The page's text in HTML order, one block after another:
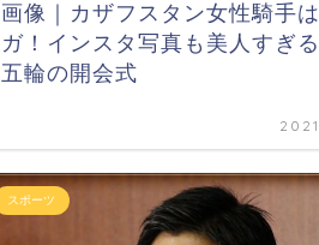
画像｜カザフスタン女性騎手
ガ！インスタ写真も美人すぎ
五輪の開会式
スポーツ